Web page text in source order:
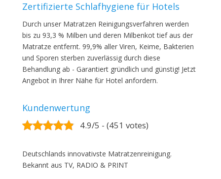
Zertifizierte Schlafhygiene für Hotels
Durch unser Matratzen Reinigungsverfahren werden
bis zu 93,3 % Milben und deren Milbenkot tief aus der
Matratze entfernt. 99,9% aller Viren, Keime, Bakterien
und Sporen sterben zuverlässig durch diese
Behandlung ab - Garantiert gründlich und günstig! Jetzt
Angebot in Ihrer Nähe für Hotel anfordern.
Kundenwertung
4.9/5 - (451 votes)
Deutschlands innovativste Matratzenreinigung.
Bekannt aus TV, RADIO & PRINT